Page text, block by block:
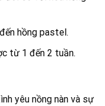
hồng pastel.
từ 1 đến 2 tuần.
yêu nồng nàn và sự